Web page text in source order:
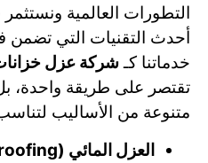
التطورات العالمية
أحدث التقنيات التي تضمن
خدماتنا كـشركة عزل
تقتصر على طريقة واحدة،
متنوعة من الأساليب
العزل المائي (Waterproofing):